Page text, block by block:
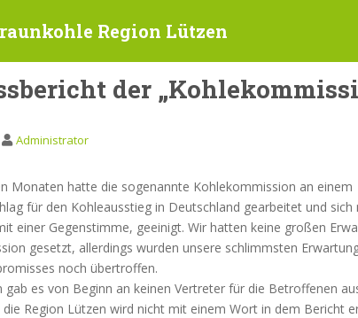
Region Lützen
der
Administrator
Monaten hatte die sogenannte Kohlekommission an einem
für den Kohleausstieg in Deutschland gearbeitet und sich
einer Gegenstimme, geeinigt. Wir hatten keine großen
gesetzt, allerdings wurden unsere schlimmsten
noch übertroffen.
gab es von Beginn an keinen Vertreter für die Betroffenen
Region Lützen wird nicht mit einem Wort in dem Bericht